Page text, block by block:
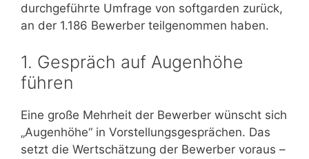
durchgeführte Umfrage von softgarden zurück,
an der 1.186 Bewerber teilgenommen haben.
1. Gespräch auf Augenhöhe
führen
Eine große Mehrheit der Bewerber wünscht sich
„Augenhöhe“ in Vorstellungsgesprächen. Das
setzt die Wertschätzung der Bewerber voraus –